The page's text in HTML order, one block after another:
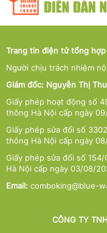
Trang tin điện tử tổng
Người chịu trách nhiệm
Giám đốc: Nguyễn Thị
Giấy phép hoạt động số
thông Hà Nội cấp ngày
Giấy phép sửa đổi số
thông Hà Nội cấp ngày
Giấy phép sửa đổi số
Hà Nội cấp ngày 03/08/
Email: comboking@blue-
CÔNG TY